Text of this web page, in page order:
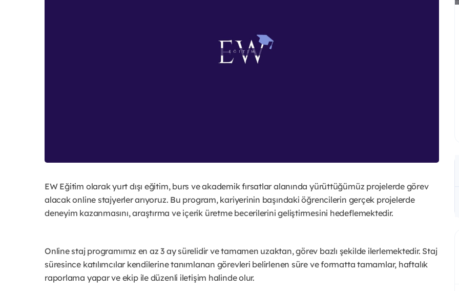
EW Eğitim olarak yurt dışı eğitim, burs ve akademik fırsatlar alanında yürüttüğümüz projelerde görev
alacak online stajyerler arıyoruz. Bu program, kariyerinin başındaki öğrencilerin gerçek projelerde
deneyim kazanmasını, araştırma ve içerik üretme becerilerini geliştirmesini hedeflemektedir.
Online staj programımız en az 3 ay sürelidir ve tamamen uzaktan, görev bazlı şekilde ilerlemektedir. Staj
süresince katılımcılar kendilerine tanımlanan görevleri belirlenen süre ve formatta tamamlar, haftalık
raporlama yapar ve ekip ile düzenli iletişim halinde olur.